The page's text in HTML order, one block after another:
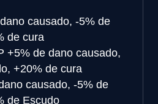
causado, -5% de
de cura
+5% de dano causado,
+20% de cura
causado, -5% de
de Escudo